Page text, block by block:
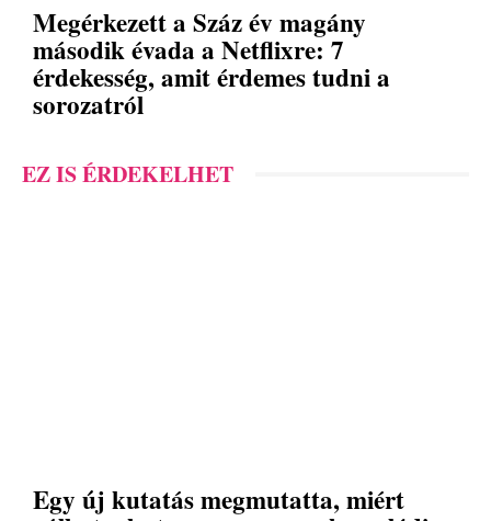
Megérkezett a Száz év magány
második évada a Netflixre: 7
érdekesség, amit érdemes tudni a
sorozatról
EZ IS ÉRDEKELHET
Egy új kutatás megmutatta, miért